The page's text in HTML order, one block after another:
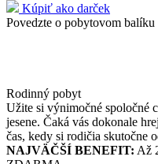
Kúpiť ako darček
Povedzte o pobytovom
Rodinný pobyt
Užite si výnimočné spoločné
jesene. Čaká vás dokonale
čas, kedy si rodičia skutočne
NAJVÄČŠÍ BENEFIT: Až